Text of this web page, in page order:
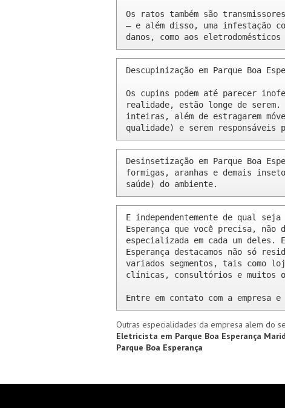
Os ratos também são
– e além disso, uma infestação
danos, como aos
Descupinização em Parque Boa
Os cupins podem até parecer
realidade, estão longe de
inteiras, além de estragarem
qualidade) e serem
Desinsetização em Parque Boa
formigas, aranhas e demais
saúde) do ambiente.
E independentemente de qual
Esperança que você precisa,
especializada em cada um deles.
Esperança destacamos não só
variados segmentos, tais como
clínicas, consultórios e muitos
Entre em contato com a empresa e
Outras especialidades da empresa alem do
Eletricista em Parque Boa Esperança
Parque Boa Esperança